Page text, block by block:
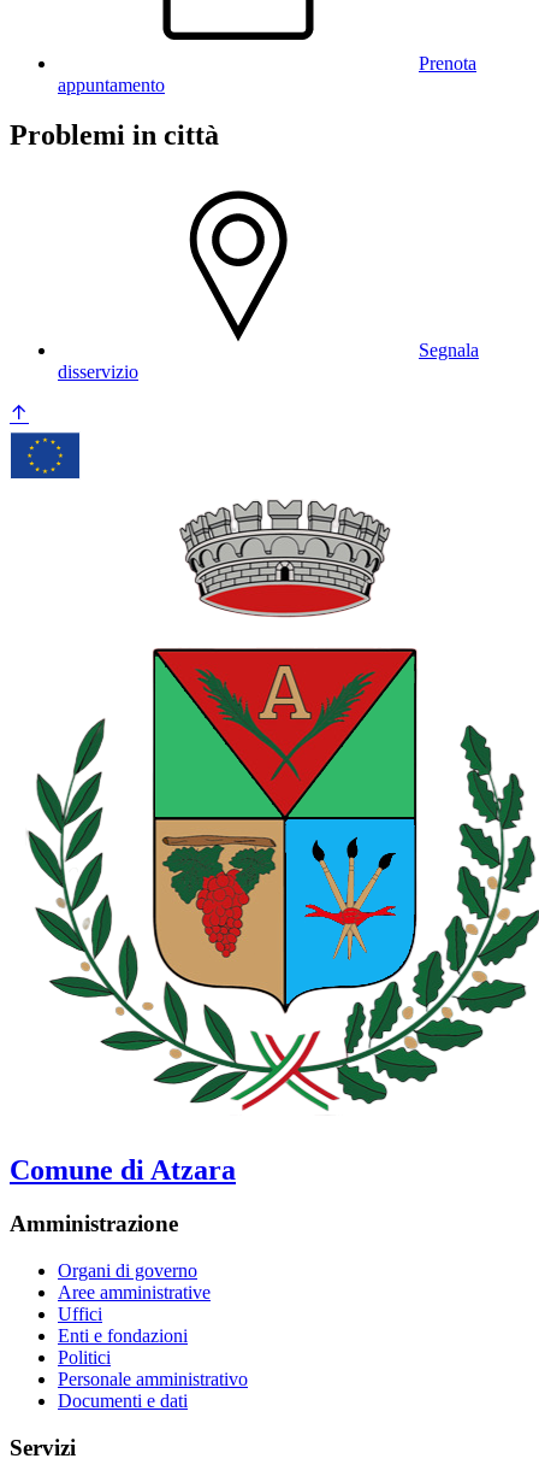
Prenota
appuntamento
Problemi in città
Segnala
disservizio
Comune di Atzara
Amministrazione
Organi di governo
Aree amministrative
Uffici
Enti e fondazioni
Politici
Personale amministrativo
Documenti e dati
Servizi